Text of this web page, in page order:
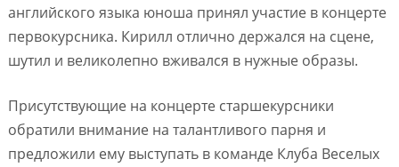
английского языка юноша принял участие в концерте
первокурсника. Кирилл отлично держался на сцене,
шутил и великолепно вживался в нужные образы.
Присутствующие на концерте старшекурсники
обратили внимание на талантливого парня и
предложили ему выступать в команде Клуба Веселых